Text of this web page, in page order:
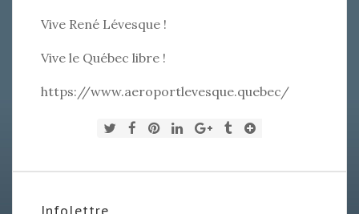
Vive René Lévesque !
Vive le Québec libre !
https://www.aeroportlevesque.quebec/